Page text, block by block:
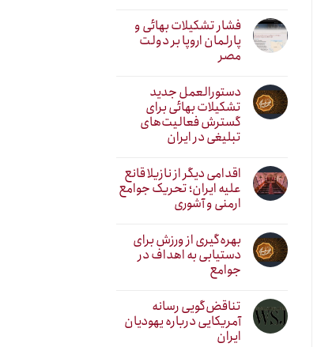
فشار تشکیلات بهائی و
پارلمان اروپا بر دولت
مصر
دستورالعمل جدید
تشکیلات بهائی برای
گسترش فعالیت‌های
تبلیغی در ایران
اقدامی دیگر از نازیلا قانع
علیه ایران؛ تحریک جوامع
ارمنی و آشوری
بهره‌گیری از ورزش برای
دستیابی به اهداف در
جوامع
تناقض‌گویی رسانه
آمریکایی درباره یهودیان
ایران